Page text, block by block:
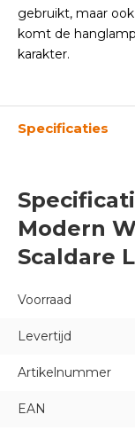
gebruikt, maar
komt de
karakter.
Specificaties
Modern
Scaldare
Voorraad
Levertijd
Artikelnummer
EAN